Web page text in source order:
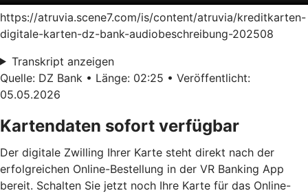
https://atruvia.scene7.com/is/content/atruvia/kreditkarten-
digitale-karten-dz-bank-audiobeschreibung-202508
Transkript anzeigen
Quelle: DZ Bank • Länge: 02:25 • Veröffentlicht:
05.05.2026
Kartendaten sofort verfügbar
Der digitale Zwilling Ihrer Karte steht direkt nach der
erfolgreichen Online-Bestellung in der VR Banking App
bereit. Schalten Sie jetzt noch Ihre Karte für das Online-